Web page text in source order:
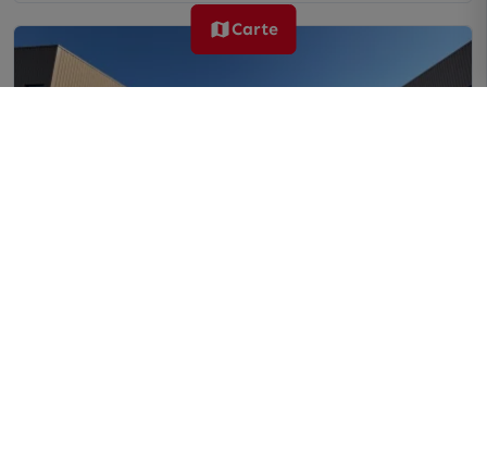
Carte